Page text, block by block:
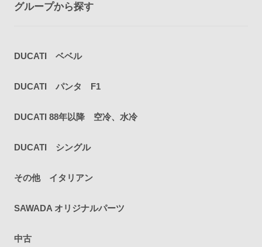
グループから探す
DUCATI ベベル
DUCATI パンタ F1
DUCATI 88年以降 空冷、水冷
DUCATI シングル
その他 イタリアン
SAWADA オリジナルパーツ
中古